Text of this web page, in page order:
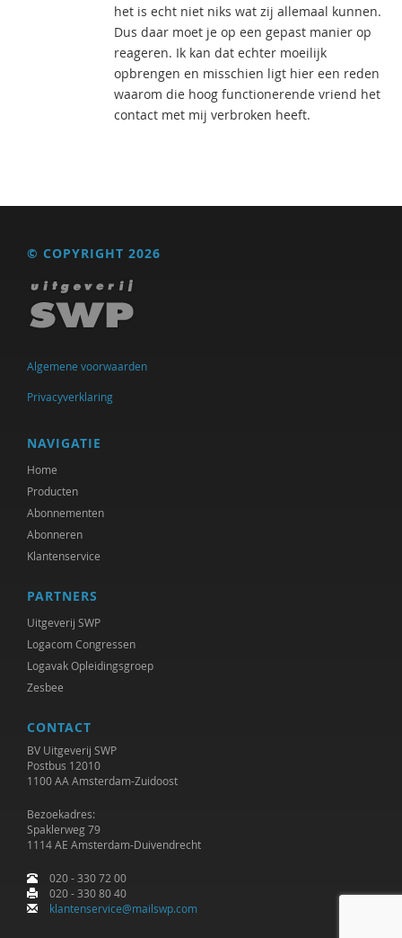
het is echt niet niks wat zij allemaal kunnen.
Dus daar moet je op een gepast manier op
reageren. Ik kan dat echter moeilijk
opbrengen en misschien ligt hier een reden
waarom die hoog functionerende vriend het
contact met mij verbroken heeft.
© COPYRIGHT 2026
Algemene voorwaarden
Privacyverklaring
NAVIGATIE
Home
Producten
Abonnementen
Abonneren
Klantenservice
PARTNERS
Uitgeverij SWP
Logacom Congressen
Logavak Opleidingsgroep
Zesbee
CONTACT
BV Uitgeverij SWP
Postbus 12010
1100 AA Amsterdam-Zuidoost
Bezoekadres:
Spaklerweg 79
1114 AE Amsterdam-Duivendrecht
020 - 330 72 00
020 - 330 80 40
klantenservice@mailswp.com